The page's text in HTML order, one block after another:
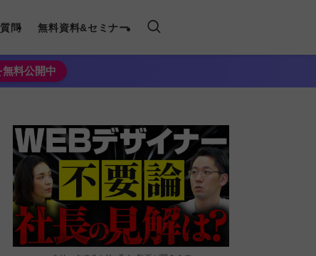
問 無料資料&セミナー
料公開中